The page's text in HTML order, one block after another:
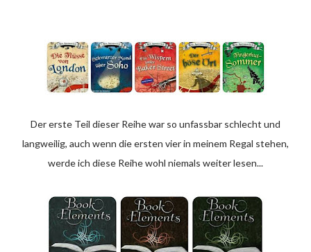
Der erste Teil dieser Reihe war so unfassbar schlecht und
langweilig, auch wenn die ersten vier in meinem Regal stehen,
werde ich diese Reihe wohl niemals weiter lesen...